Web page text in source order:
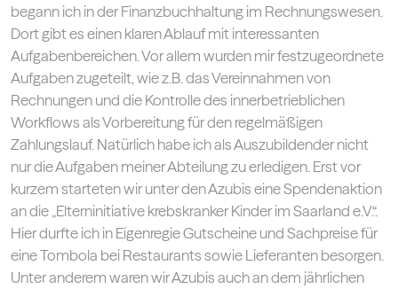
begann ich in der Finanzbuchhaltung im Rechnungswesen.
Dort gibt es einen klaren Ablauf mit interessanten
Aufgabenbereichen. Vor allem wurden mir festzugeordnete
Aufgaben zugeteilt, wie z.B. das Vereinnahmen von
Rechnungen und die Kontrolle des innerbetrieblichen
Workflows als Vorbereitung für den regelmäßigen
Zahlungslauf. Natürlich habe ich als Auszubildender nicht
nur die Aufgaben meiner Abteilung zu erledigen. Erst vor
kurzem starteten wir unter den Azubis eine Spendenaktion
an die „Elterninitiative krebskranker Kinder im Saarland e.V.“.
Hier durfte ich in Eigenregie Gutscheine und Sachpreise für
eine Tombola bei Restaurants sowie Lieferanten besorgen.
Unter anderem waren wir Azubis auch an dem jährlichen